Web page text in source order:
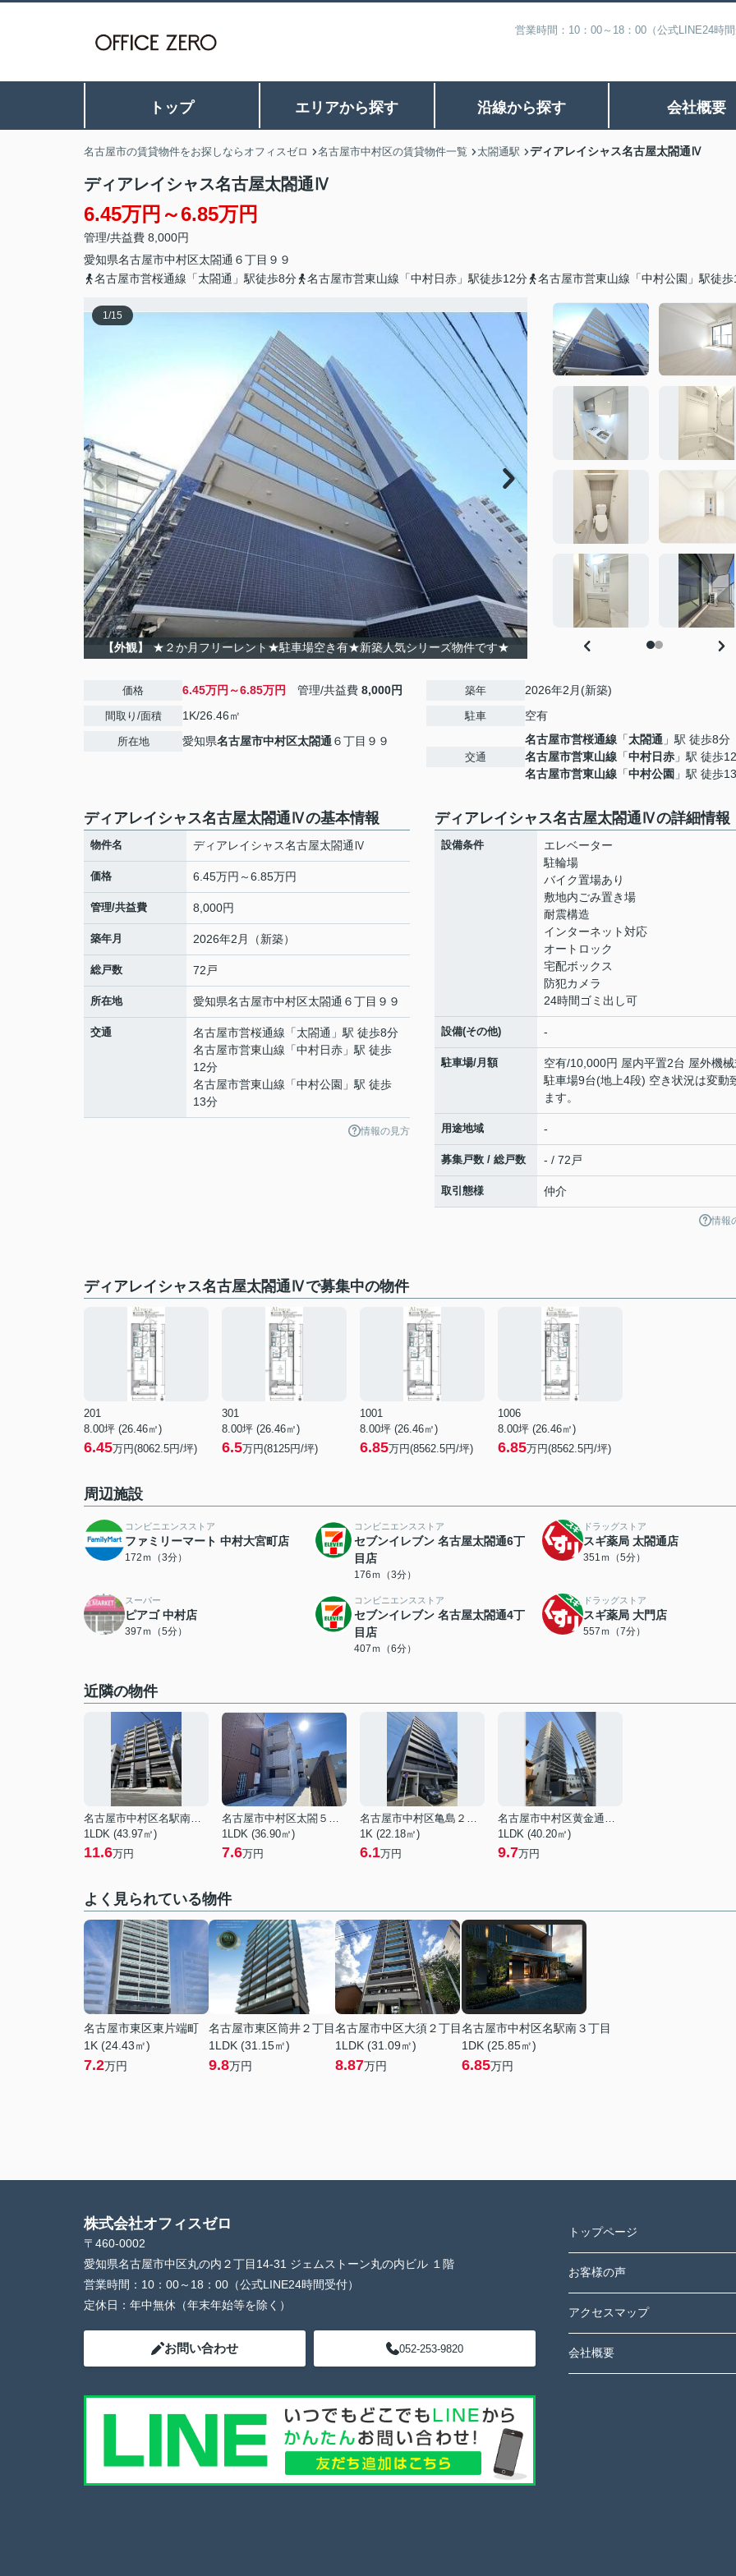
営業時間：10：00～18：00（公式LINE24
トップ エリアから探す 沿線から探す 会社概要
名古屋市の賃貸物件をお探しならオフィスゼロ 名古屋市中村区の賃貸物件一覧 太閤通駅 ディアレイシャス名古屋太閤通Ⅳ
ディアレイシャス名古屋太閤通Ⅳ
6.45万円～6.85万円
管理/共益費 8,000円
愛知県名古屋市中村区太閤通 ６丁目９９
名古屋市営桜通線「太閤通」駅徒歩8分
名古屋市営東山線「中村日赤」駅徒歩12分 名古屋市営東山線「中村公園」駅徒
1/15
【外観】 ★２か月フリーレント★駐車場空き有★新築人気シリーズ物件です★
価格 6.45万円～6.85万円 管理/共益費 8,000円
間取り/面積 1K/26.46㎡
所在地 愛知県名古屋市中村区太閤通 ６丁目９９
築年 2026年2月(新築)
駐車 空有
交通
名古屋市営桜通線 「太閤通 」駅 徒歩8分
名古屋市営東山線 「中村日赤 」駅 徒歩
名古屋市営東山線 「中村公園 」駅 徒歩
ディアレイシャス名古屋太閤通Ⅳの基本情報
物件名 ディアレイシャス名古屋太閤通Ⅳ
価格 6.45万円～6.85万円
管理/共益費 8,000円
築年月 2026年2月（新築）
総戸数 72戸
所在地 愛知県名古屋市中村区太閤通 ６丁目９９
交通 名古屋市営桜通線 「太閤通 」駅 徒歩8分
名古屋市営東山線 「中村日赤 」駅 徒歩
12分
名古屋市営東山線 「中村公園 」駅 徒歩
13分
情報の見方
ディアレイシャス名古屋太閤通Ⅳの詳細情報
設備条件
エレベーター
駐輪場
バイク置場あり
敷地内ごみ置き場
耐震構造
インターネット対応
オートロック
宅配ボックス
防犯カメラ
24時間ゴミ出し可
設備(その他) -
駐車場/月額
空有/10,000円 屋内平置2台 屋外機
駐車場9台(地上4段) 空き状況は変動
ます。
用途地域 -
募集戸数 / 総戸数 - / 72戸
取引態様 仲介
情報
ディアレイシャス名古屋太閤通Ⅳで募集中の物件
201
8.00坪 (26.46㎡)
6.45万円(8062.5円/坪)
301
8.00坪 (26.46㎡)
6.5万円(8125円/坪)
1001
8.00坪 (26.46㎡)
6.85万円(8562.5円/坪)
1006
8.00坪 (26.46㎡)
6.85万円(8562.5円/坪)
周辺施設
コンビニエンスストア
ファミリーマート 中村大宮町店
172ｍ（3分）
コンビニエンスストア
セブンイレブン 名古屋太閤通6丁
目店
176ｍ（3分）
ドラッグストア
スギ薬局 太閤通店
351ｍ（5分）
スーパー
ピアゴ 中村店
397ｍ（5分）
コンビニエンスストア
セブンイレブン 名古屋太閤通4丁
目店
407ｍ（6分）
ドラッグストア
スギ薬局 大門店
557ｍ（7分）
近隣の物件
名古屋市中村区名駅南３丁目
1LDK (43.97㎡)
11.6万円
名古屋市中村区太閤５丁目
1LDK (36.90㎡)
7.6万円
名古屋市中村区亀島２丁目
1K (22.18㎡)
6.1万円
名古屋市中村区黄金通１丁目
1LDK (40.20㎡)
9.7万円
よく見られている物件
名古屋市東区東片端町
1K (24.43㎡)
7.2万円
名古屋市東区筒井２丁目
1LDK (31.15㎡)
9.8万円
名古屋市中区大須２丁目
1LDK (31.09㎡)
8.87万円
名古屋市中村区名駅南３丁目
1DK (25.85㎡)
6.85万円
株式会社オフィスゼロ
〒460-0002
愛知県名古屋市中区丸の内２丁目14-31 ジェムストーン丸の内ビル １階
営業時間： 10：00～18：00（公式LINE24時間受付）
定休日： 年中無休（年末年始等を除く）
お問い合わせ 052-253-9820
トップページ
お客様の声
アクセスマップ
会社概要